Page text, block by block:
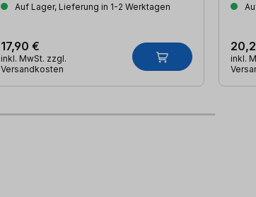
Auf Lager, Lieferung in 1-2 Werktagen
17,90 €
inkl. MwSt. zzgl.
Versandkosten
inkl.